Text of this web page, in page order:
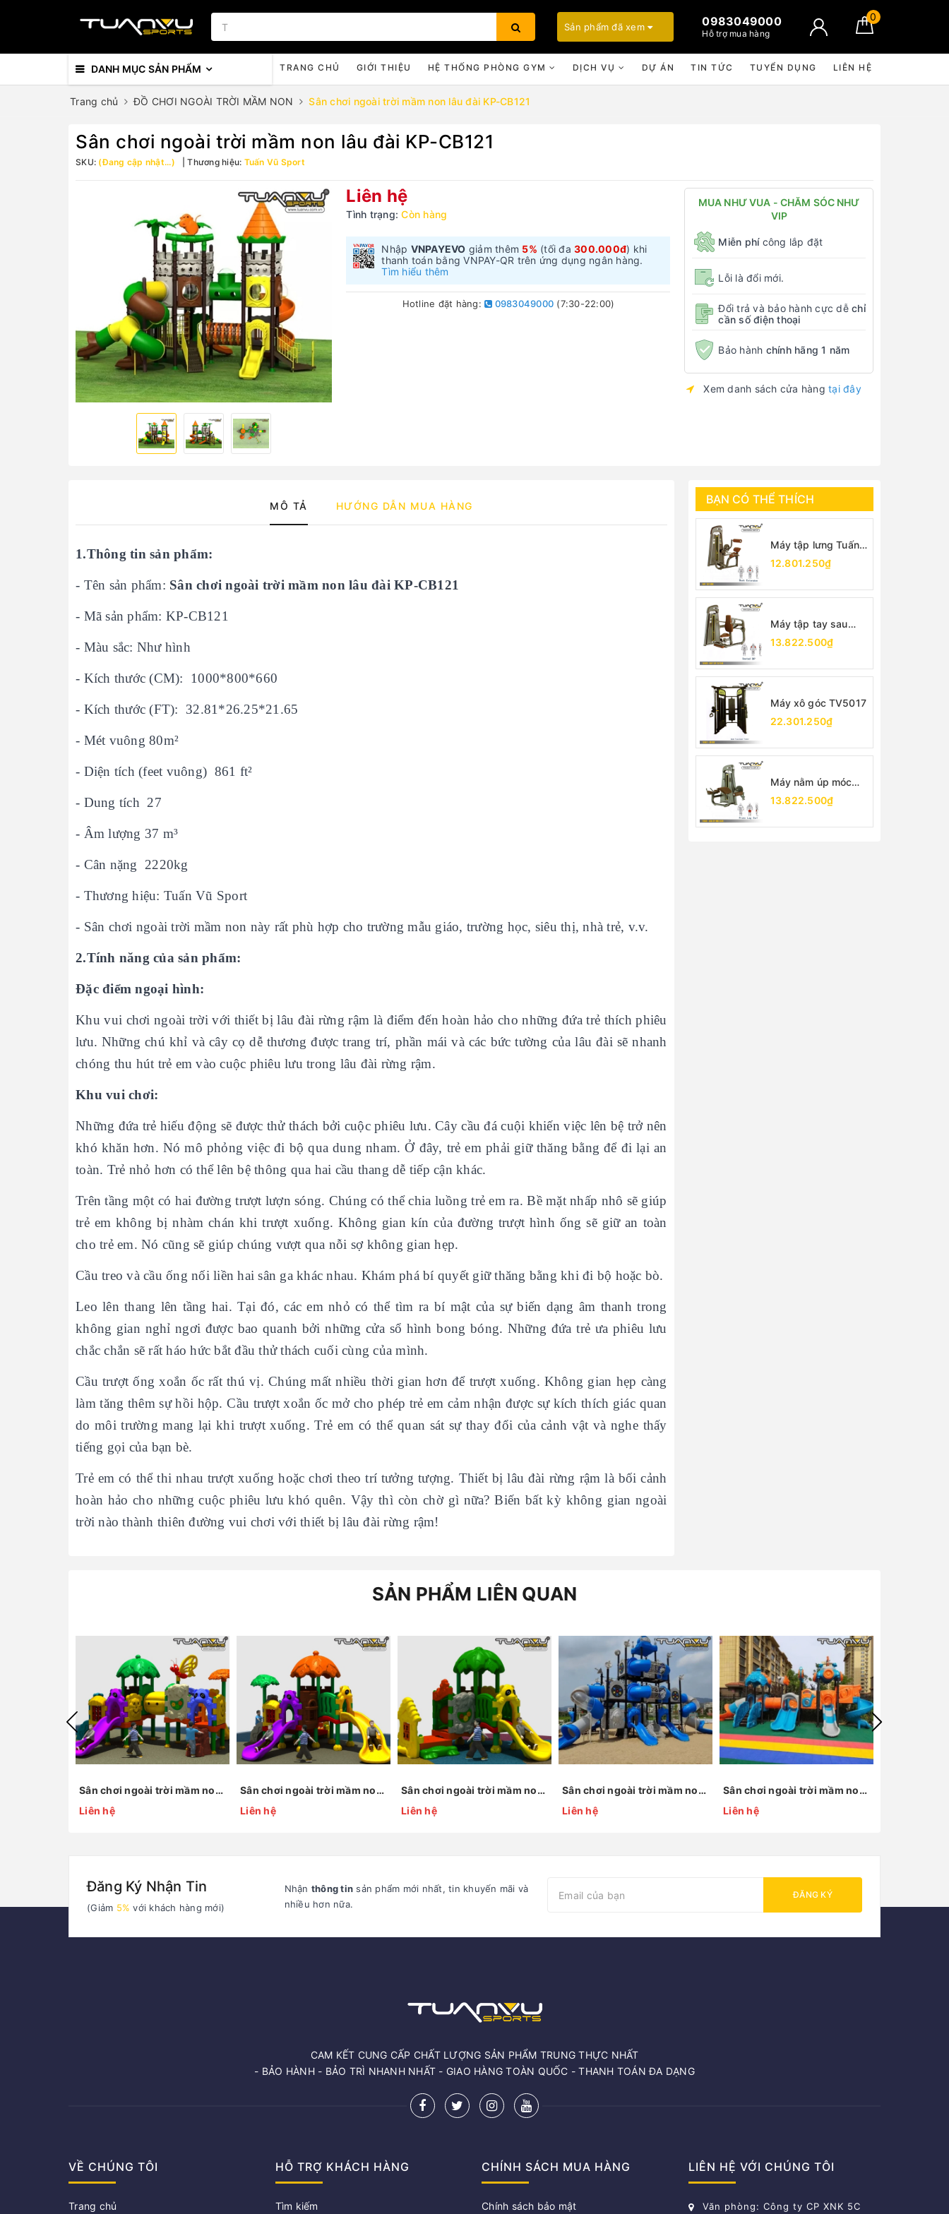
Sản phẩm đã xem 0983049000
Hỗ trợ mua hàng
0
DANH MỤC SẢN PHẨM TRANG CHỦ GIỚI THIỆU HỆ THỐNG PHÒNG GYM DỊCH VỤ DỰ ÁN TIN TỨC TUYỂN DỤNG LIÊN HỆ
Trang chủ ĐỒ CHƠI NGOÀI TRỜI MẦM NON Sân chơi ngoài trời mầm non lâu đài KP-CB121
Sân chơi ngoài trời mầm non lâu đài KP-CB121
SKU: (Đang cập nhật...) Thương hiệu: Tuấn Vũ Sport
Liên hệ
Tình trạng: Còn hàng
Nhập VNPAYEVO giảm thêm 5% (tối đa300.000đ) khi
thanh toán bằng VNPAY-QR trên ứng dụng ngân hàng.
Tìm hiểu thêm
Hotline đặt hàng: 0983049000 (7:30-22:00)
MUA NHƯ VUA - CHĂM SÓC NHƯ
VIP
Miễn phícông lắp đặt
Lỗi là đổi mới.
Đổi trả và bảo hành cực dễchỉ
cần số điện thoại
Bảo hành chính hãng 1 năm
Xem danh sách cửa hàngtại đây
MÔ TẢ HƯỚNG DẪN MUA HÀNG
1.Thông tin sản phẩm:
- Tên sản phẩm: Sân chơi ngoài trời mầm non lâu đài KP-CB121
- Mã sản phẩm: KP-CB121
- Màu sắc: Như hình
- Kích thước (CM): 1000*800*660
- Kích thước (FT): 32.81*26.25*21.65
- Mét vuông 80m²
- Diện tích (feet vuông) 861 ft²
- Dung tích 27
- Âm lượng 37 m³
- Cân nặng 2220kg
- Thương hiệu: Tuấn Vũ Sport
- Sân chơi ngoài trời mầm non này rất phù hợp cho trường mẫu giáo, trường học, siêu thị, nhà trẻ, v.v.
2.Tính năng của sản phẩm:
Đặc điểm ngoại hình:
Khu vui chơi ngoài trời với thiết bị lâu đài rừng rậm là điểm đến hoàn hảo cho những đứa trẻ thích phiêu
lưu. Những chú khỉ và cây cọ dễ thương được trang trí, phần mái và các bức tường của lâu đài sẽ nhanh
chóng thu hút trẻ em vào cuộc phiêu lưu trong lâu đài rừng rậm.
Khu vui chơi:
Những đứa trẻ hiếu động sẽ được thử thách bởi cuộc phiêu lưu. Cây cầu đá cuội khiến việc lên bệ trở nên
khó khăn hơn. Nó mô phỏng việc đi bộ qua dung nham. Ở đây, trẻ em phải giữ thăng bằng để đi lại an
toàn. Trẻ nhỏ hơn có thể lên bệ thông qua hai cầu thang dễ tiếp cận khác.
Trên tầng một có hai đường trượt lượn sóng. Chúng có thể chia luồng trẻ em ra. Bề mặt nhấp nhô sẽ giúp
trẻ em không bị nhàm chán khi trượt xuống. Không gian kín của đường trượt hình ống sẽ giữ an toàn
cho trẻ em. Nó cũng sẽ giúp chúng vượt qua nỗi sợ không gian hẹp.
Cầu treo và cầu ống nối liền hai sân ga khác nhau. Khám phá bí quyết giữ thăng bằng khi đi bộ hoặc bò.
Leo lên thang lên tầng hai. Tại đó, các em nhỏ có thể tìm ra bí mật của sự biến dạng âm thanh trong
không gian nghỉ ngơi được bao quanh bởi những cửa sổ hình bong bóng. Những đứa trẻ ưa phiêu lưu
chắc chắn sẽ rất háo hức bắt đầu thử thách cuối cùng của mình.
Cầu trượt ống xoắn ốc rất thú vị. Chúng mất nhiều thời gian hơn để trượt xuống. Không gian hẹp càng
làm tăng thêm sự hồi hộp. Cầu trượt xoắn ốc mở cho phép trẻ em cảm nhận được sự kích thích giác quan
do môi trường mang lại khi trượt xuống. Trẻ em có thể quan sát sự thay đổi của cảnh vật và nghe thấy
tiếng gọi của bạn bè.
Trẻ em có thể thi nhau trượt xuống hoặc chơi theo trí tưởng tượng. Thiết bị lâu đài rừng rậm là bối cảnh
hoàn hảo cho những cuộc phiêu lưu khó quên. Vậy thì còn chờ gì nữa? Biến bất kỳ không gian ngoài
trời nào thành thiên đường vui chơi với thiết bị lâu đài rừng rậm!
BẠN CÓ THỂ THÍCH
Máy tập lưng Tuấn
Vũ
12.801.250₫
Máy tập tay sau
TV5026
13.822.500₫
Máy xô góc TV5017
22.301.250₫
Máy nằm úp móc
chân TV5001
13.822.500₫
SẢN PHẨM LIÊN QUAN
Sân chơi ngoài trời mầm non KP-QS001
Liên hệ
Sân chơi ngoài trời mầm non KP-QS002
Liên hệ
Sân chơi ngoài trời mầm non KP-QS004
Liên hệ
Sân chơi ngoài trời mầm non KP-XAL027
Liên hệ
Sân chơi ngoài trời mầm non KP-XAL110
Liên hệ
Đăng Ký Nhận Tin
(Giảm 5% với khách hàng mới)
Nhận thông tin sản phẩm mới nhất, tin khuyến mãi và
nhiều hơn nữa.
ĐĂNG KÝ
CAM KẾT CUNG CẤP CHẤT LƯỢNG SẢN PHẨM TRUNG THỰC NHẤT
- BẢO HÀNH - BẢO TRÌ NHANH NHẤT - GIAO HÀNG TOÀN QUỐC - THANH TOÁN ĐA DẠNG
VỀ CHÚNG TÔI
Trang chủ
HỖ TRỢ KHÁCH HÀNG
Tìm kiếm
CHÍNH SÁCH MUA HÀNG
Chính sách bảo mật
LIÊN HỆ VỚI CHÚNG TÔI
Văn phòng: Công ty CP XNK 5C